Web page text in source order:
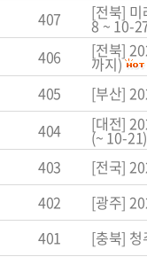
407
[전북] 미
8 ~ 10-
406
[전북]
까지)
405
[부산]
404
[대전]
(~ 10-21)
403
[전국]
402
[광주]
401
[충북]